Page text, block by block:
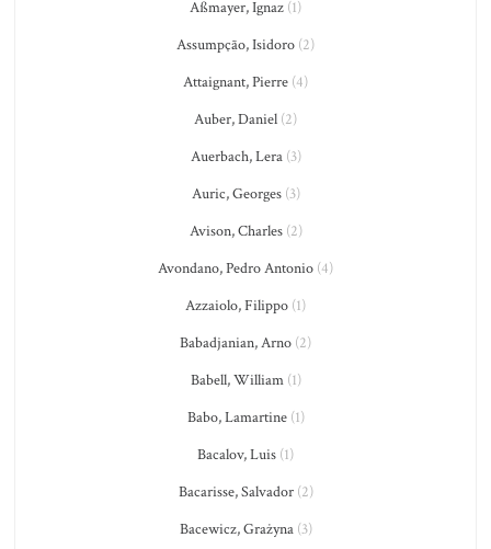
Aßmayer, Ignaz (1)
Assumpção, Isidoro (2)
Attaignant, Pierre (4)
Auber, Daniel (2)
Auerbach, Lera(3)
Auric, Georges(3)
Avison, Charles(2)
Avondano, Pedro Antonio (4)
Azzaiolo, Filippo (1)
Babadjanian, Arno (2)
Babell, William(1)
Babo, Lamartine(1)
Bacalov, Luis (1)
Bacarisse, Salvador(2)
Bacewicz, Grażyna(3)